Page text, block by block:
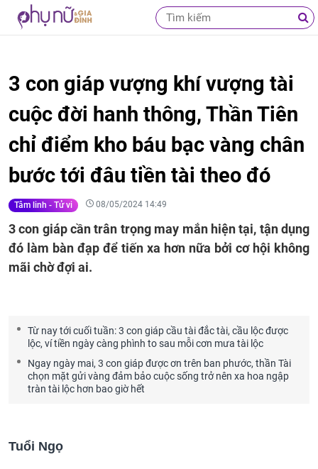
3 con giáp vượng khí vượng tài
cuộc đời hanh thông, Thần Tiên
chỉ điểm kho báu bạc vàng chân
bước tới đâu tiền tài theo đó
Tâm linh - Tử vi 08/05/2024 14:49
3 con giáp cần trân trọng may mắn hiện tại, tận dụng
đó làm bàn đạp để tiến xa hơn nữa bởi cơ hội không
mãi chờ đợi ai.
Từ nay tới cuối tuần: 3 con giáp cầu tài đắc tài, cầu lộc được
lộc, ví tiền ngày càng phình to sau mỗi cơn mưa tài lộc
Ngay ngày mai, 3 con giáp được ơn trên ban phước, thần Tài
chọn mặt gửi vàng đảm bảo cuộc sống trở nên xa hoa ngập
tràn tài lộc hơn bao giờ hết
Tuổi Ngọ